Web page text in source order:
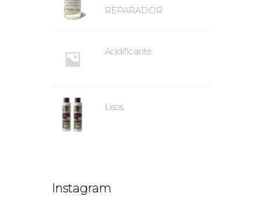
REPARADOR
Acidificante
Lisos
Instagram